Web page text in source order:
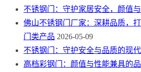
不锈钢门：守护家居安全，颜值
佛山不锈钢门厂家：深耕品质，
门类产品 2026-05-09
不锈钢门：守护安全与品质的现
高档彩钢门：颜值与性能兼具的